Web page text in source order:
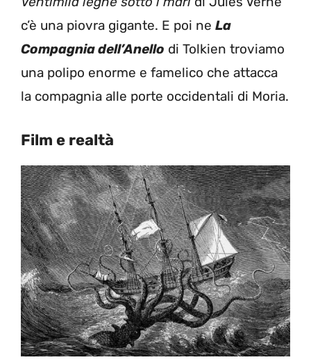
c’è una piovra gigante. E poi ne La
Compagnia dell’Anello di Tolkien troviamo
una polipo enorme e famelico che attacca
la compagnia alle porte occidentali di Moria.
Film e realtà